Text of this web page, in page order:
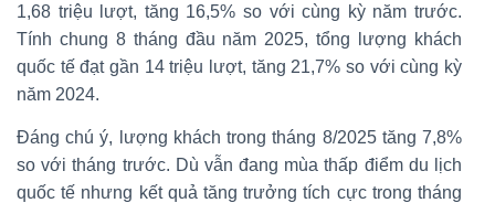
1,68 triệu lượt, tăng 16,5% so với cùng kỳ năm trước.
Tính chung 8 tháng đầu năm 2025, tổng lượng khách
quốc tế đạt gần 14 triệu lượt, tăng 21,7% so với cùng kỳ
năm 2024.
Đáng chú ý, lượng khách trong tháng 8/2025 tăng 7,8%
so với tháng trước. Dù vẫn đang mùa thấp điểm du lịch
quốc tế nhưng kết quả tăng trưởng tích cực trong tháng